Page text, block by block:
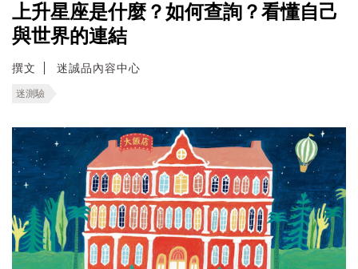
上升星座是什麼？如何查詢？看懂自己
與世界的連結
撰文 迷誠品內容中心
迷測驗